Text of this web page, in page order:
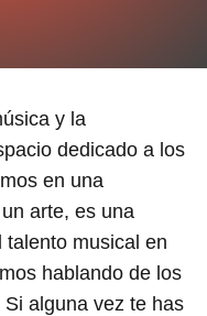
y la
dedicado a los
en una
arte, es una
musical en
hablando de los
Si alguna vez te has